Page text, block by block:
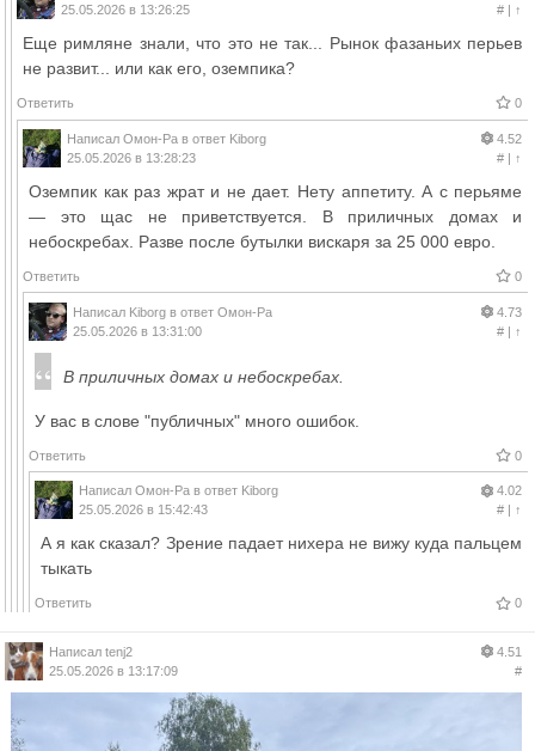
25.05.2026 в 13:26:25
#| ↑
Еще римляне знали, что это не так... Рынок фазаньих перьев
не развит... или как его, оземпика?
Ответить 0
Написал Омон-Ра в ответ Kiborg
25.05.2026 в 13:28:23
4.52
#| ↑
Оземпик как раз жрат и не дает. Нету аппетиту. А с перьяме
— это щас не приветствуется. В приличных домах и
небоскребах. Разве после бутылки вискаря за 25 000 евро.
Ответить 0
Написал Kiborg в ответ Омон-Ра
25.05.2026 в 13:31:00
4.73
#| ↑
В приличных домах и небоскребах.
У вас в слове "публичных" много ошибок.
Ответить 0
Написал Омон-Ра в ответ Kiborg
25.05.2026 в 15:42:43
4.02
#| ↑
А я как сказал? Зрение падает нихера не вижу куда пальцем
тыкать
Ответить 0
Написал tenj2
25.05.2026 в 13:17:09
4.51
#